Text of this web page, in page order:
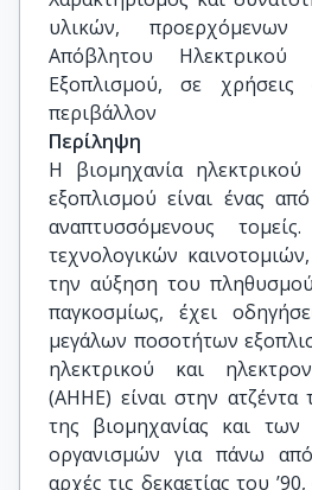
υλικών, προερχόμενων
Απόβλητου Ηλεκτρικού
Εξοπλισμού, σε χρήσεις
περιβάλλον
Περίληψη
H βιομηχανία ηλεκτρικού
εξοπλισμού είναι ένας
αναπτυσσόμενους
τεχνολογικών
την αύξηση του
παγκοσμίως, έχει
μεγάλων ποσοτήτων
ηλεκτρικού και
(ΑΗΗΕ) είναι στην
της βιομηχανίας και
οργανισμών για πάνω
αρχές τις δεκαετίας του